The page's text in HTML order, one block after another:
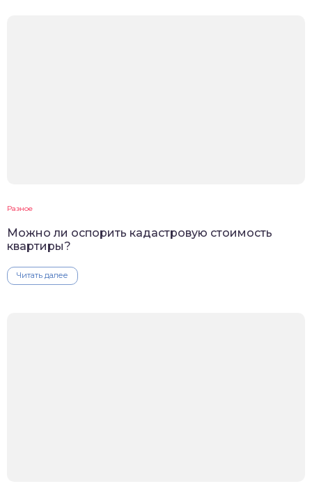
Разное
Можно ли оспорить кадастровую стоимость
квартиры?
Читать далее